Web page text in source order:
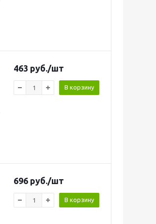
463 руб./шт
В корзину
696 руб./шт
В корзину